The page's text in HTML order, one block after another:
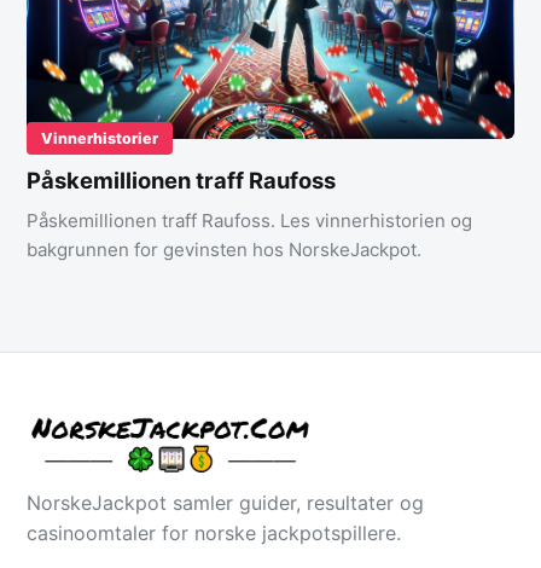
Vinnerhistorier
Påskemillionen traff Raufoss
Påskemillionen traff Raufoss. Les vinnerhistorien og
bakgrunnen for gevinsten hos NorskeJackpot.
NorskeJackpot samler guider, resultater og
casinoomtaler for norske jackpotspillere.